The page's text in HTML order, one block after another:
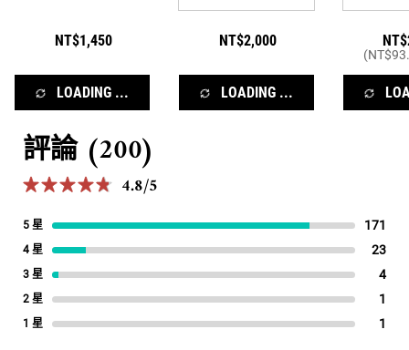
NT$1,450
LOADING ...
NT$2,000
LOADING ...
PDP Reviews
評論 (200)
4.8 out of 5 stars. 4.8/5
5 星 171
4 星 23
3 星 44
2 星 1
1 星 1